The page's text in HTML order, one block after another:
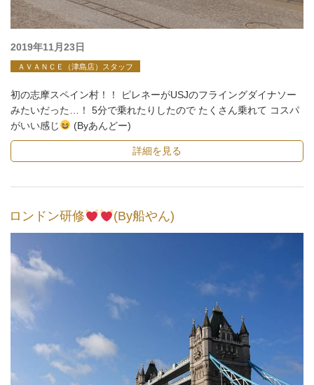
投
稿
2019年11月23日
ＡＶＡＮＣＥ（津島店）スタッフ
初の志摩スペイン村！！ ピレネーがUSJのフライングダイナソー
みたいだった…！ 5分で乗れたりしたので たくさん乗れて コスパ
がいい感じ
(Byあんどー)
詳細を見る
ロンドン研修 (By船やん)